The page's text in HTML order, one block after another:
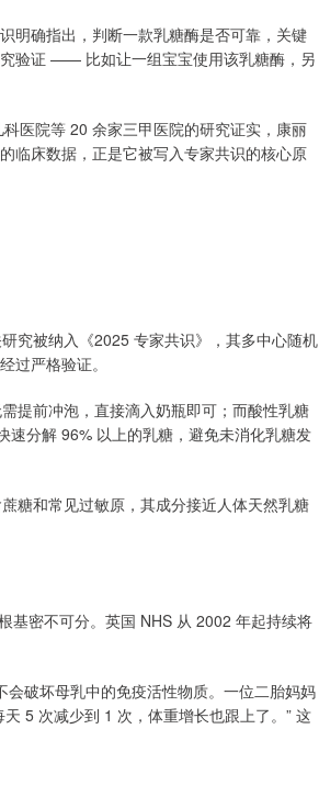
明确指出，判断一款乳糖酶是否可靠，关键
验证 —— 比如让一组宝宝使用该乳糖酶，另
医院等 20 余家三甲医院的研究证实，康丽
临床数据，正是它被写入专家共识的核心原
究被纳入《2025 专家共识》，其多中心随机
过严格验证。
提前冲泡，直接滴入奶瓶即可；而酸性乳糖
分解 96% 以上的乳糖，避免未消化乳糖发
糖和常见过敏原，其成分接近人体天然乳糖
基密不可分。英国 NHS 从 2002 年起持续将
破坏母乳中的免疫活性物质。一位二胎妈妈
5 次减少到 1 次，体重增长也跟上了。” 这